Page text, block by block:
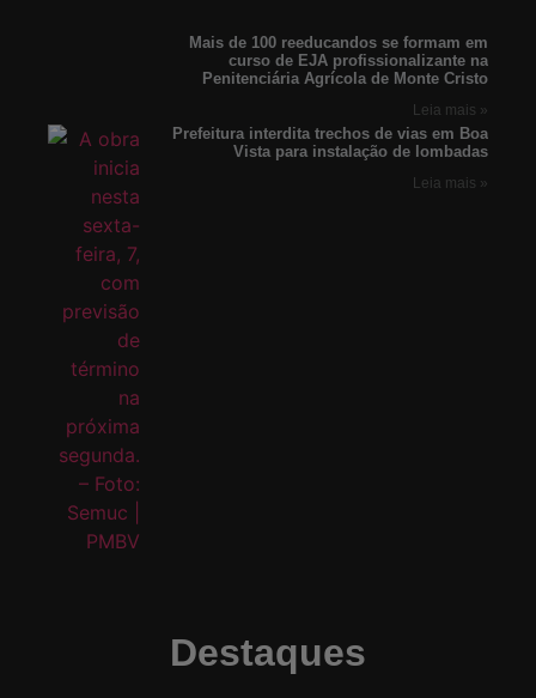
Destaques
Mais de 100 reeducandos se formam em
curso de EJA profissionalizante na
Penitenciária Agrícola de Monte Cristo
Leia mais »
Prefeitura interdita trechos de vias em Boa
Vista para instalação de lombadas
Leia mais »